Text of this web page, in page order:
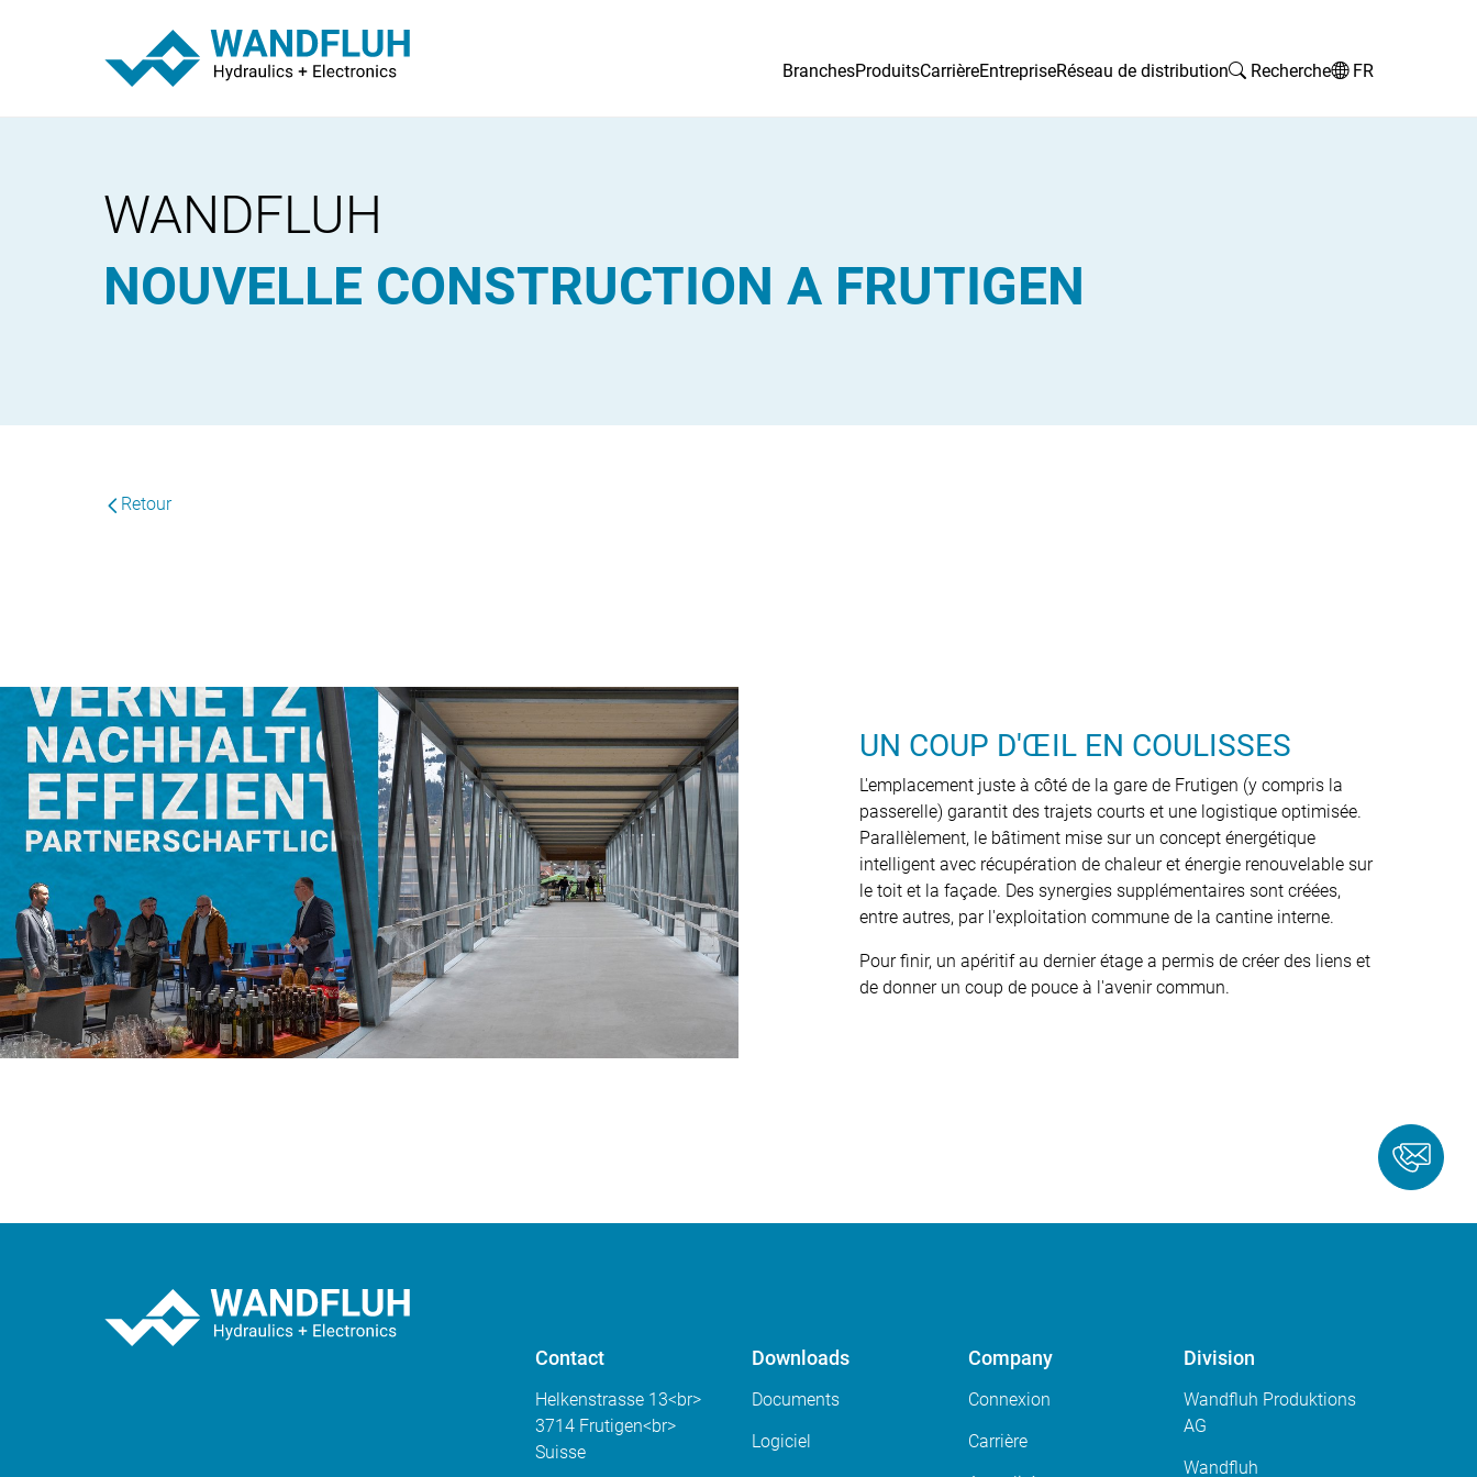
BranchesProduitsCarrièreEntrepriseRéseau de distribution Recherche FR
WANDFLUH
NOUVELLE CONSTRUCTION A FRUTIGEN
Retour
UN COUP D'ŒIL EN COULISSES
L'emplacement juste à côté de la gare de Frutigen (y compris la
passerelle) garantit des trajets courts et une logistique optimisée.
Parallèlement, le bâtiment mise sur un concept énergétique
intelligent avec récupération de chaleur et énergie renouvelable sur
le toit et la façade. Des synergies supplémentaires sont créées,
entre autres, par l'exploitation commune de la cantine interne.
Pour finir, un apéritif au dernier étage a permis de créer des liens et
de donner un coup de pouce à l'avenir commun.
Contact
Helkenstrasse 13<br>
3714 Frutigen<br>
Suisse
Downloads
Documents
Logiciel
Company
Connexion
Carrière
Division
Wandfluh Produktions
AG
Wandfluh